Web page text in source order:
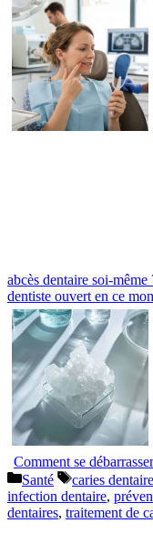
abcès dentaire soi-même
dentiste ouvert en ce
Comment se
Catégories
Santé Étiquettes
caries
infection dentaire,
dentaires, traitement de